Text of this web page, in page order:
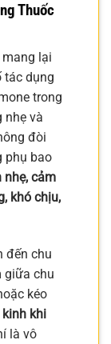
Thuốc
lại
tác dụng
trong
nhẹ và
đòi
phụ bao
nhẹ, cảm
khó chịu,
đến chu
giữa chu
kéo
khi
là vô